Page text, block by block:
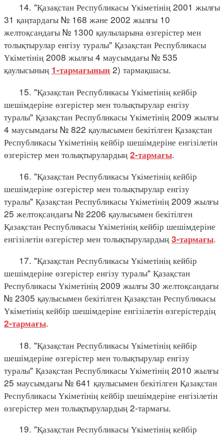
14. "Қазақстан Республикасы Үкіметінің 2001 жылғы
31 қаңтардағы № 168 және 2002 жылғы 10
желтоқсандағы № 1300 қаулыларына өзгерістер мен
толықтырулар енгізу туралы" Қазақстан Республикасы
Үкіметінің 2008 жылғы 4 маусымдағы № 535
қаулысының 1-тармағының 2) тармақшасы.
15. "Қазақстан Республикасы Үкіметінің кейбір
шешімдеріне өзгерістер мен толықтырулар енгізу
туралы" Қазақстан Республикасы Үкіметінің 2009 жылғы
4 маусымдағы № 822 қаулысымен бекітілген Қазақстан
Республикасы Үкіметінің кейбір шешімдеріне енгізілетін
өзгерістер мен толықтырулардың 2-тармағы.
16. "Қазақстан Республикасы Үкіметінің кейбір
шешімдеріне өзгерістер мен толықтырулар енгізу
туралы" Қазақстан Республикасы Үкіметінің 2009 жылғы
25 желтоқсандағы № 2206 қаулысымен бекітілген
Қазақстан Республикасы Үкіметінің кейбір шешімдеріне
енгізілетін өзгерістер мен толықтырулардың 3-тармағы.
17. "Қазақстан Республикасы Үкіметінің кейбір
шешімдеріне өзгерістер енгізу туралы" Қазақстан
Республикасы Үкіметінің 2009 жылғы 30 желтоқсандағы
№ 2305 қаулысымен бекітілген Қазақстан Республикасы
Үкіметінің кейбір шешімдеріне енгізілетін өзгерістердің
2-тармағы.
18. "Қазақстан Республикасы Үкіметінің кейбір
шешімдеріне өзгерістер мен толықтырулар енгізу
туралы" Қазақстан Республикасы Үкіметінің 2010 жылғы
25 маусымдағы № 641 қаулысымен бекітілген Қазақстан
Республикасы Үкіметінің кейбір шешімдеріне енгізілетін
өзгерістер мен толықтырулардың 2-тармағы.
19. "Қазақстан Республикасы Үкіметінің кейбір